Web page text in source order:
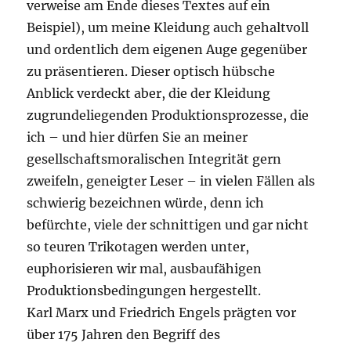
verweise am Ende dieses Textes auf ein
Beispiel), um meine Kleidung auch gehaltvoll
und ordentlich dem eigenen Auge gegenüber
zu präsentieren. Dieser optisch hübsche
Anblick verdeckt aber, die der Kleidung
zugrundeliegenden Produktionsprozesse, die
ich – und hier dürfen Sie an meiner
gesellschaftsmoralischen Integrität gern
zweifeln, geneigter Leser – in vielen Fällen als
schwierig bezeichnen würde, denn ich
befürchte, viele der schnittigen und gar nicht
so teuren Trikotagen werden unter,
euphorisieren wir mal, ausbaufähigen
Produktionsbedingungen hergestellt.
Karl Marx und Friedrich Engels prägten vor
über 175 Jahren den Begriff des